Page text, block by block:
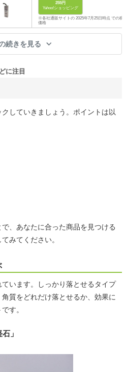
255円
Yahoo!ショッピング
※各社通販サイトの 2025年7月25日時点 での税
価格
続きを見る
に注目
していきましょう。ポイントは以
、あなたに合った商品を見つける
みてください。
います。しっかり落とせるタイプ
質をどれだけ落とせるか、効果に
す。
」